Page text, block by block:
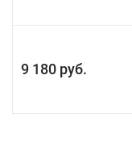
9 180 руб.